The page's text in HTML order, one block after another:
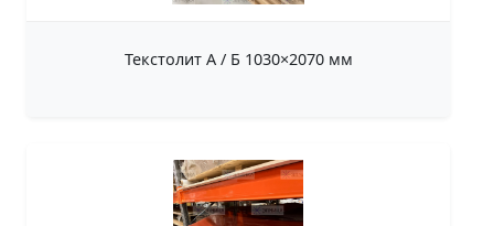
Текстолит А / Б 1030×2070 мм